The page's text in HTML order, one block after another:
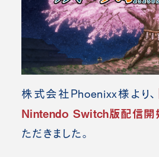
株式会社Phoenixx様より、
Nintendo Switch版配信開
ただきました。